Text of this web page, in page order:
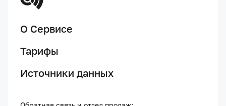
О Сервисе
Тарифы
Источники данных